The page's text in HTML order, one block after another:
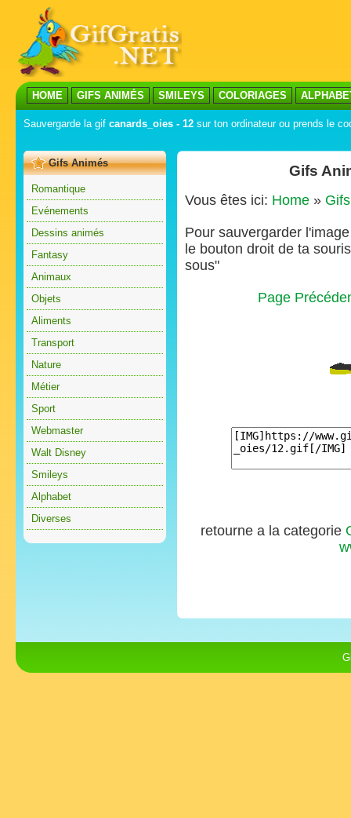
HOME GIFS ANIMÉS SMILEYS COLORIAGES
Sauvergarde la gif canards_oies - 12 sur ton ordinateur ou prends le
Gifs Animés
Romantique
Evénements
Dessins animés
Fantasy
Animaux
Objets
Aliments
Transport
Nature
Métier
Sport
Webmaster
Walt Disney
Smileys
Alphabet
Diverses
Gifs
Vous êtes ici: Home »
Pour sauvergarder
le bouton droit de ta
sous"
Page
retourne a la categorie